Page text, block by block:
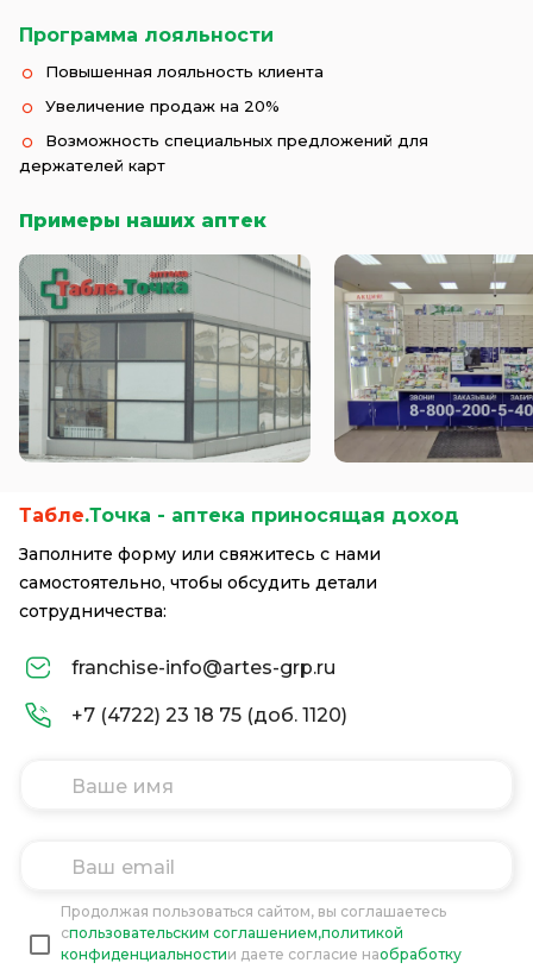
Программа лояльности
Повышенная лояльность клиента
Увеличение продаж на 20%
Возможность специальных предложений для
держателей карт
Примеры наших аптек
Табле.Точка - аптека приносящая доход
Заполните форму или свяжитесь с нами
самостоятельно, чтобы обсудить детали
сотрудничества:
franchise-info@artes-grp.ru
+7 (4722) 23 18 75 (доб. 1120)
Продолжая пользоваться сайтом, вы соглашаетесь
cпользовательским соглашением,политикой
конфиденциальностии даете согласие наобработку